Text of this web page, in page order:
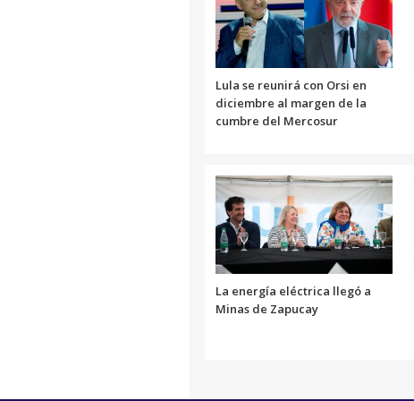
Lula se reunirá con Orsi en
diciembre al margen de la
cumbre del Mercosur
La energía eléctrica llegó a
Minas de Zapucay